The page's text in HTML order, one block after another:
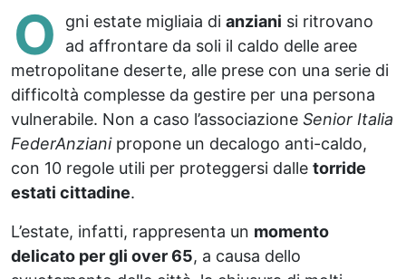
O gni estate migliaia di anziani si ritrovano
ad affrontare da soli il caldo delle aree
metropolitane deserte, alle prese con una serie di
difficoltà complesse da gestire per una persona
vulnerabile. Non a caso l’associazione Senior Italia
FederAnzianipropone un decalogo anti-caldo,
con 10 regole utili per proteggersi dalle torride
estati cittadine.
L’estate, infatti, rappresenta un momento
delicato per gli over 65, a causa dello